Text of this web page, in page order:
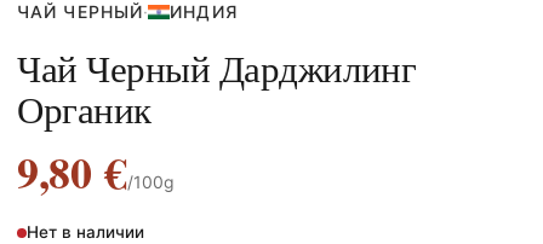
ЧАЙ ЧЕРНЫЙ· ИНДИЯ
Чай Черный Дарджилинг
Органик
9,80€/100g
Нет в наличии